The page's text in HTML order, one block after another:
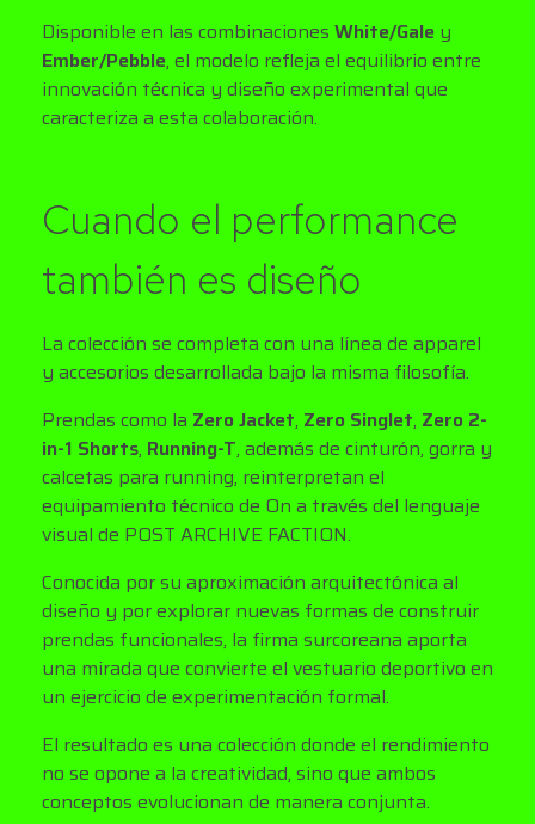
Disponible en las combinaciones White/Gale y
Ember/Pebble, el modelo refleja el equilibrio entre
innovación técnica y diseño experimental que
caracteriza a esta colaboración.
Cuando el performance
también es diseño
La colección se completa con una línea de apparel
y accesorios desarrollada bajo la misma filosofía.
Prendas como la Zero Jacket, Zero Singlet, Zero 2-
in-1 Shorts, Running-T, además de cinturón, gorra y
calcetas para running, reinterpretan el
equipamiento técnico de On a través del lenguaje
visual de POST ARCHIVE FACTION.
Conocida por su aproximación arquitectónica al
diseño y por explorar nuevas formas de construir
prendas funcionales, la firma surcoreana aporta
una mirada que convierte el vestuario deportivo en
un ejercicio de experimentación formal.
El resultado es una colección donde el rendimiento
no se opone a la creatividad, sino que ambos
conceptos evolucionan de manera conjunta.